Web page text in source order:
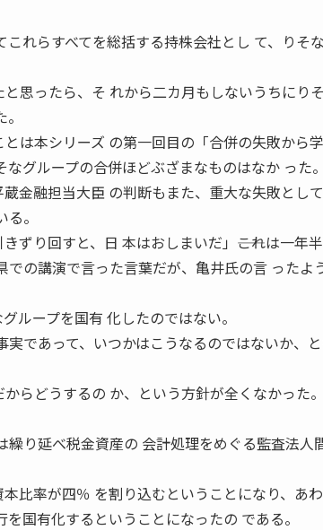
れらすべてを総括する持株会社とし て、りそ
思ったら、そ れから二カ月もしないうちにり
は本シリーズ の第一回目の「合併の失敗から学
グループの合併ほどぶざまなものはなか った。
金融担当大臣 の判断もまた、重大な失敗とし
。
ずり回すと、日 本はおしまいだ」――これは一年
の講演で言った言葉だが、亀井氏の言 ったよ
ループを国有 化したのではない。
であって、いつかはこうなるのではないか、
らどうするの か、という方針が全くなかった。
り延べ税金資産の 会計処理をめぐる監査法人
比率が四％ を割り込むということになり、あ
国有化するということになったの である。